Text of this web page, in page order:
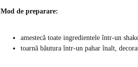
Mod de preparare:
amestecă toate ingredientele într-un
toarnă băutura într-un pahar înalt,